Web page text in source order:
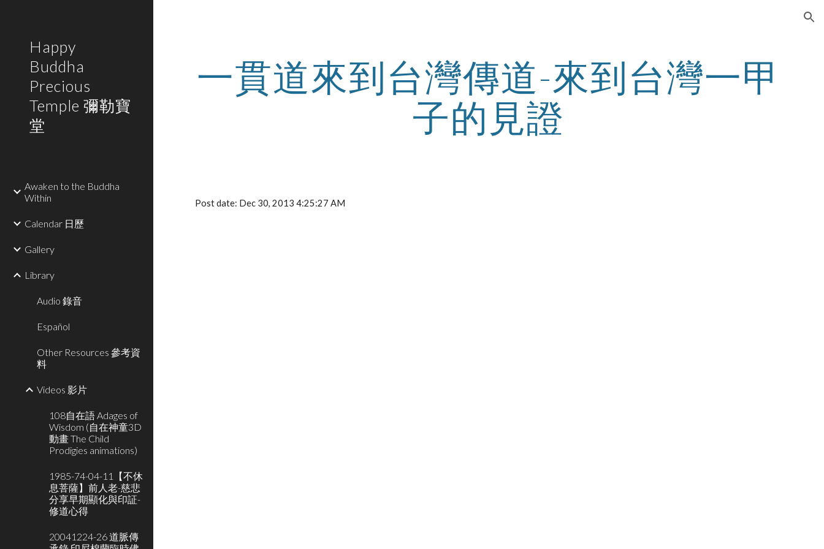
Happy
Buddha
Precious
Temple 彌勒寶
堂
Awaken to the Buddha
Within
Calendar 日歷
Gallery
Library
Audio 錄音
Español
Other Resources 參考資
料
Videos 影片
108自在語 Adages of
Wisdom (自在神童3D
動畫 The Child
Prodigies animations)
1985-74-04-11【不休
息菩薩】前人老-慈悲
分享早期顯化與印証-
修道心得
20041224-26 道脈傳
一貫道來到台灣傳道-來到台灣一甲
子的見證
Post date: Dec 30, 2013 4:25:27 AM